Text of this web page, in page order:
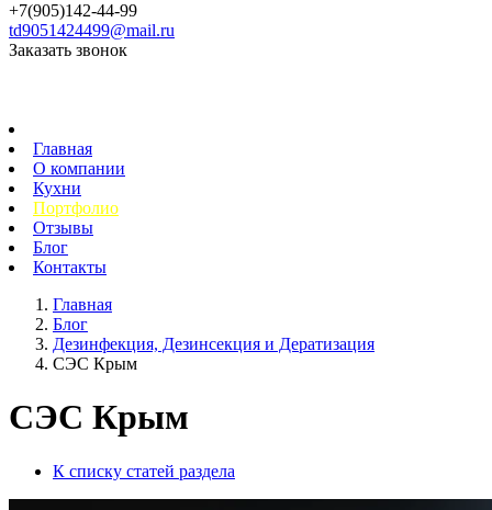
+7(905)142-44-99
td9051424499@mail.ru
Заказать звонок
Главная
О компании
Кухни
Портфолио
Отзывы
Блог
Контакты
Главная
Блог
Дезинфекция, Дезинсекция и Дератизация
СЭС Крым
СЭС Крым
К списку статей раздела